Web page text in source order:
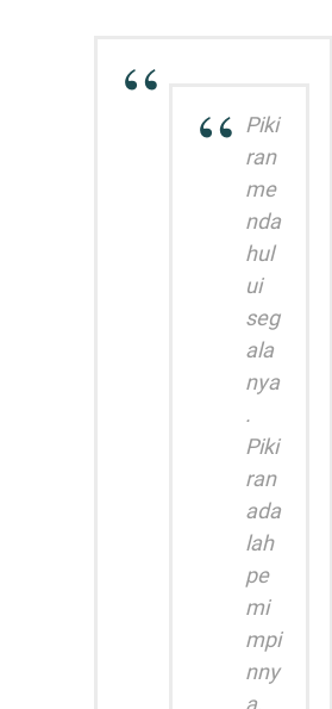
Piki
ran
me
nda
hul
ui
seg
ala
nya
.
Piki
ran
ada
lah
pe
mi
mpi
nny
a,